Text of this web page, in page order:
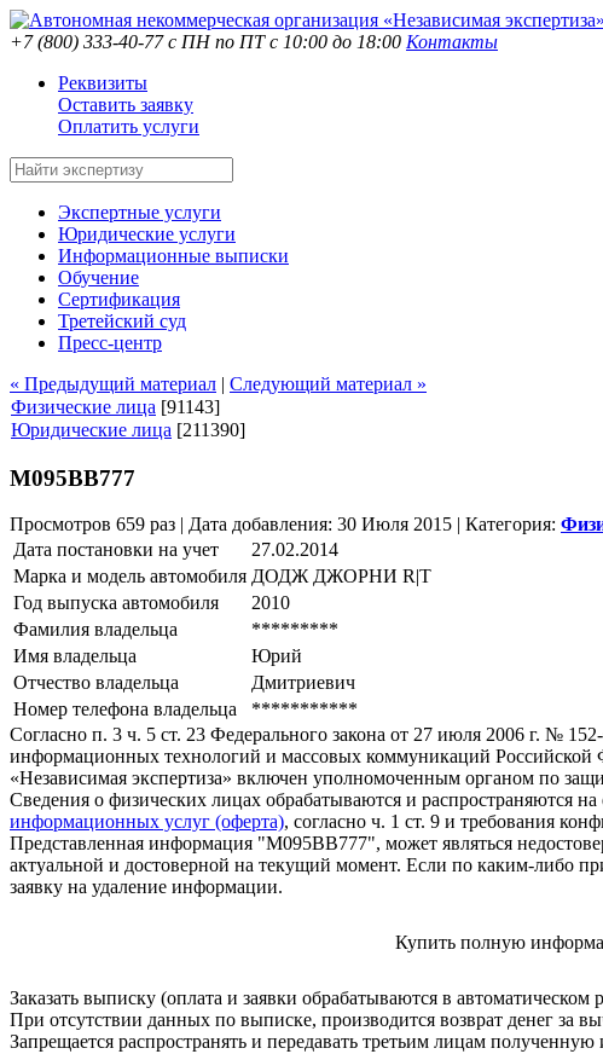
+7 (800) 333-40-77с ПН по ПТ с 10:00 до 18:00 Контакты
Реквизиты
Оставить заявку
Оплатить услуги
Экспертные услуги
Юридические услуги
Информационные выписки
Обучение
Сертификация
Третейский суд
Пресс-центр
« Предыдущий материал | Следующий материал »
Физические лица [91143]
Юридические лица [211390]
М095ВВ777
Просмотров 659 раз | Дата добавления: 30 Июля 2015 | Категория:
Дата постановки на учет
27.02.2014
Марка и модель автомобиля ДОДЖ ДЖОРНИ R|Т
Год выпуска автомобиля
2010
Фамилия владельца
*********
Имя владельца
Юрий
Отчество владельца
Дмитриевич
Номер телефона владельца
***********
Согласно п. 3 ч. 5 ст. 23 Федерального закона от 27 июля 2006 г. №
информационных технологий и массовых коммуникаций
«Независимая экспертиза» включен уполномоченным органом по
Сведения о физических лицах обрабатываются и распространяются
информационных услуг (оферта), согласно ч. 1 ст. 9 и требования
Представленная информация "М095ВВ777", может являться
актуальной и достоверной на текущий момент. Если по каким-либо
заявку на удаление информации.
Купить полную
Заказать выписку (оплата и заявки обрабатываются в автоматическом
При отсутствии данных по выписке, производится возврат денег за
Запрещается распространять и передавать третьим лицам